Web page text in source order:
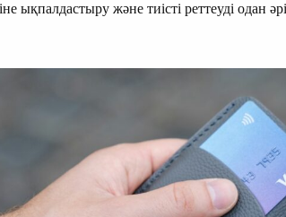
ықпалдастыру және тиісті реттеуді одан